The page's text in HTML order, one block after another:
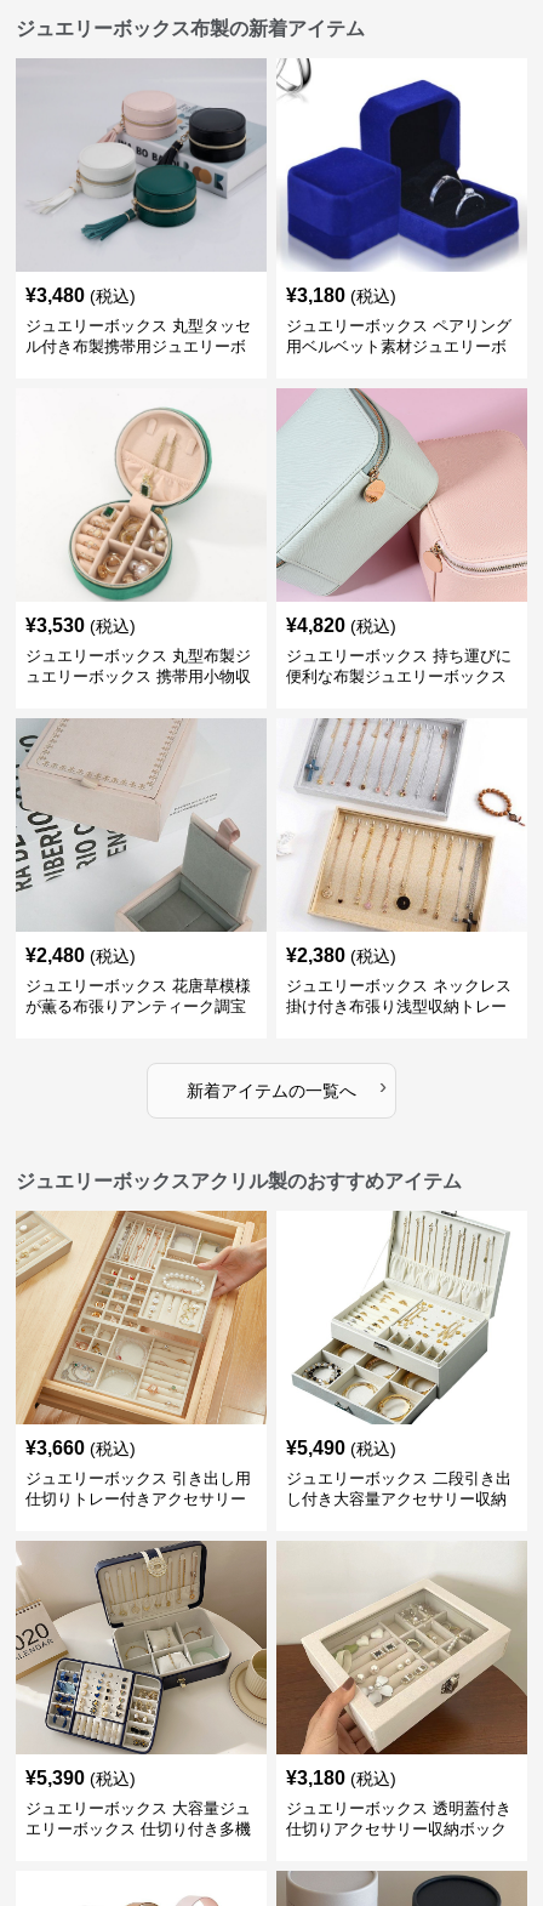
ジュエリーボックス布製の新着アイテム
¥3,480 (税込)
ジュエリーボックス 丸型タッセ
ル付き布製携帯用ジュエリーボ
¥3,180 (税込)
ジュエリーボックス ペアリング
用ベルベット素材ジュエリーボ
¥3,530 (税込)
ジュエリーボックス 丸型布製ジ
ュエリーボックス 携帯用小物収
¥4,820 (税込)
ジュエリーボックス 持ち運びに
便利な布製ジュエリーボックス
¥2,480 (税込)
ジュエリーボックス 花唐草模様
が薫る布張りアンティーク調宝
¥2,380 (税込)
ジュエリーボックス ネックレス
掛け付き布張り浅型収納トレー
新着アイテムの一覧へ ›
ジュエリーボックスアクリル製のおすすめアイテム
¥3,660 (税込)
ジュエリーボックス 引き出し用
仕切りトレー付きアクセサリー
¥5,490 (税込)
ジュエリーボックス 二段引き出
し付き大容量アクセサリー収納
¥5,390 (税込)
ジュエリーボックス 大容量ジュ
エリーボックス 仕切り付き多機
¥3,180 (税込)
ジュエリーボックス 透明蓋付き
仕切りアクセサリー収納ボック